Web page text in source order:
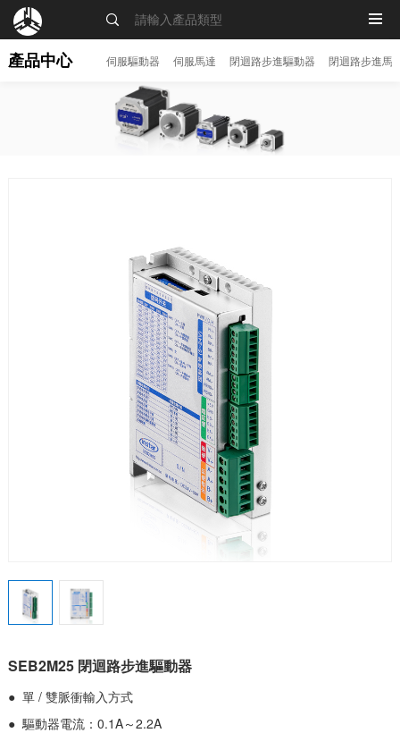
MENU
產品中心 伺服驅動器 伺服馬達 閉迴路步進驅動器 閉迴路步進馬
SEB2M25 閉迴路步進驅動器
● 單 / 雙脈衝輸入方式
● 驅動器電流：0.1A～2.2A